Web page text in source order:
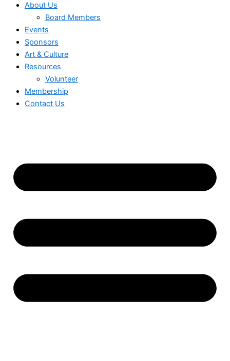
About Us
Board Members
Events
Sponsors
Art & Culture
Resources
Volunteer
Membership
Contact Us